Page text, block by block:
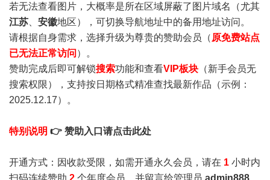
若无法查看图片，大概率是所在区域屏蔽了图片域名（尤其
江苏
安徽地区），可切换导航地址中的备用地址访问。
请根据自身需求，选择升级为尊贵的赞助会员（ 原免费站点
已无法正常访问 ）。
赞助完成后即可解锁搜索功能和查看VIP板块 （新手会员无
搜索权限），支持按日期格式精准查找最新作品（示例：
2025.12.17）。
特别说明 👉 赞助入口请点击此处
开通方式：因收款受限，如需开通永久会员，请在 1 小时内
扫码连续赞助 2 个年度会员，并留言给管理员 admin888